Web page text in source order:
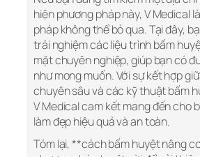
hiện phương pháp này, V Medical
pháp không thể bỏ qua. Tại đây,
trải nghiệm các liệu trình bấm
mặt chuyên nghiệp, giúp bạn có
như mong muốn. Với sự kết hợp
chuyên sâu và các kỹ thuật bấm
V Medical cam kết mang đến cho
làm đẹp hiệu quả và an toàn.
Tóm lại, **cách bấm huyệt nâng